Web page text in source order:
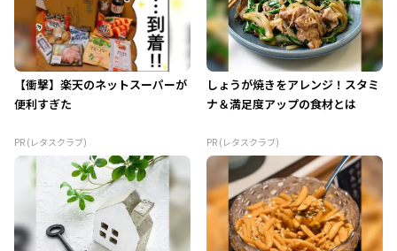
【衝撃】楽天のネットスーパーが
便利すぎた
PR (レタスクラブ)
しょうが焼きをアレンジ！スタミ
ナ＆満足度アップの食材とは
PR (レタスクラブ)